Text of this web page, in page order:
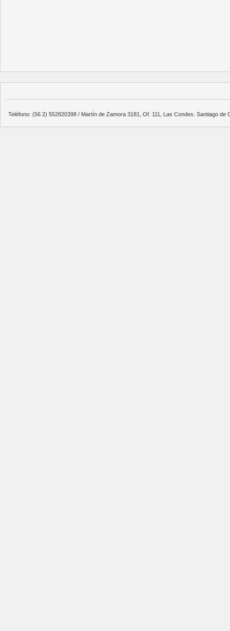
Teléfono: (56 2) 552820398 / Martín de Zamora 3181, Of. 111, Las Condes. Santiago de